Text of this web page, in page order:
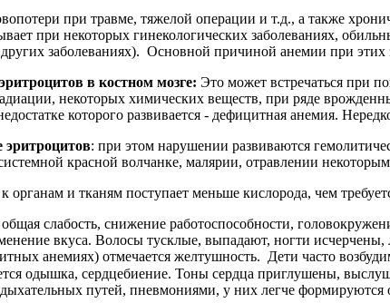
при травме, тяжелой операции и т.д., а также
при некоторых гинекологических заболеваниях,
заболеваниях). Основной причиной анемии при этих
в костном мозге: Это может встречаться при
некоторых химических веществ, при ряде
которого развивается - дефицитная анемия.
: при этом нарушении развиваются
красной волчанке, малярии, отравлении
и тканям поступает меньше кислорода, чем
слабость, снижение работоспособности,
вкуса. Волосы тусклые, выпадают, ногти
анемиях) отмечается желтушность. Дети часто
одышка, сердцебиение. Тоны сердца приглушены,
путей, пневмониями, у них легче формируются